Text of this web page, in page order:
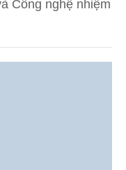
Công nghệ nhiệm